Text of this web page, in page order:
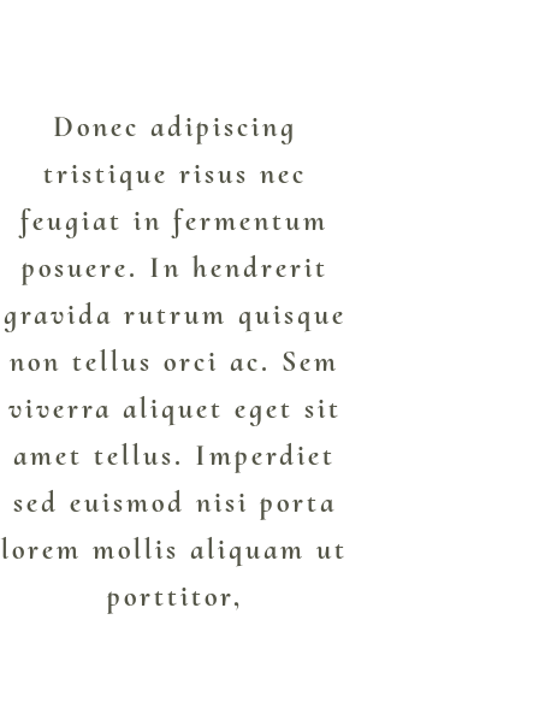
Donec adipiscing
tristique risus nec
feugiat in fermentum
posuere. In hendrerit
gravida rutrum quisque
non tellus orci ac. Sem
viverra aliquet eget sit
amet tellus. Imperdiet
sed euismod nisi porta
lorem mollis aliquam ut
porttitor,